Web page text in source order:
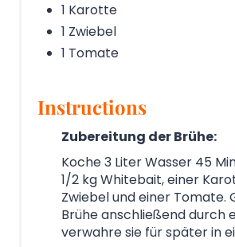
1 Karotte
1 Zwiebel
1 Tomate
Instructions
Zubereitung der Brühe:
Koche 3 Liter Wasser 45
1/2 kg Whitebait, einer
Zwiebel und einer Tomate.
Brühe anschließend durch
verwahre sie für später in